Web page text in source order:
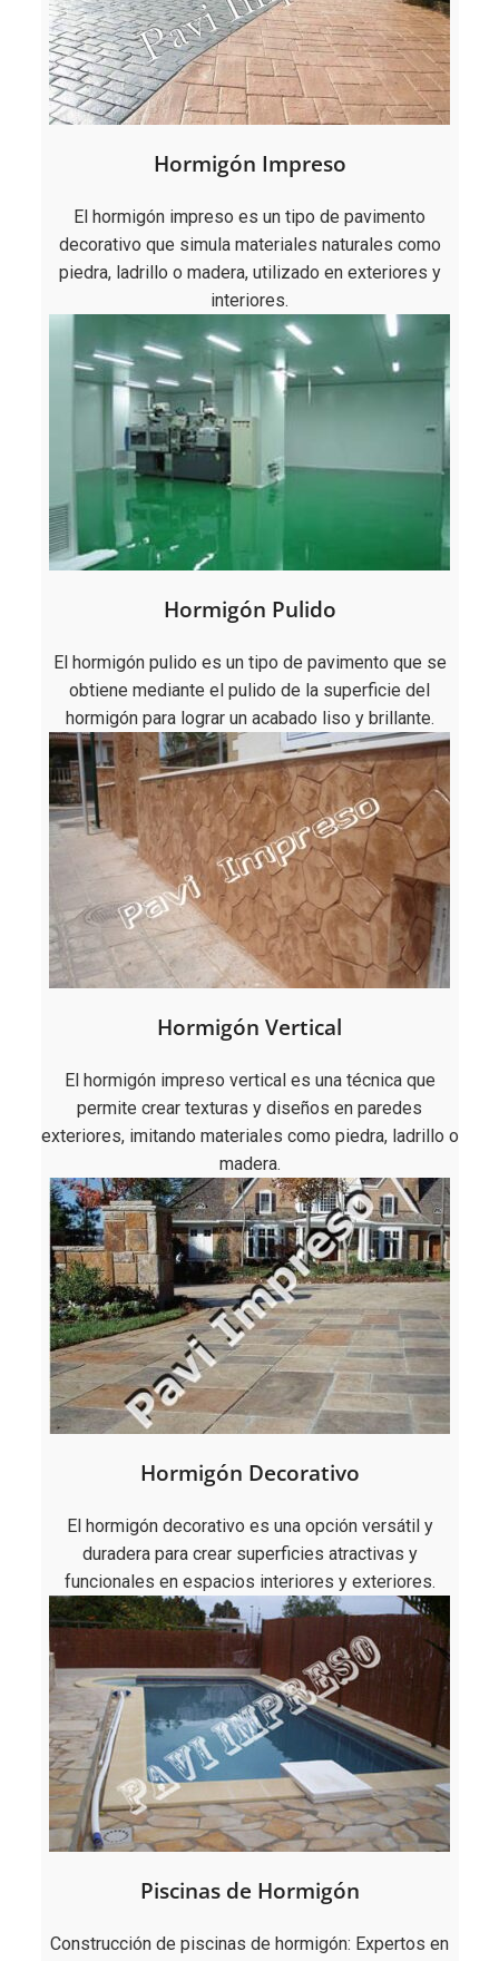
Hormigón Impreso
El hormigón impreso es un tipo de pavimento
decorativo que simula materiales naturales como
piedra, ladrillo o madera, utilizado en exteriores y
interiores.
Hormigón Pulido
El hormigón pulido es un tipo de pavimento que se
obtiene mediante el pulido de la superficie del
hormigón para lograr un acabado liso y brillante.
Hormigón Vertical
El hormigón impreso vertical es una técnica que
permite crear texturas y diseños en paredes
exteriores, imitando materiales como piedra, ladrillo o
madera.
Hormigón Decorativo
El hormigón decorativo es una opción versátil y
duradera para crear superficies atractivas y
funcionales en espacios interiores y exteriores.
Piscinas de Hormigón
Construcción de piscinas de hormigón: Expertos en